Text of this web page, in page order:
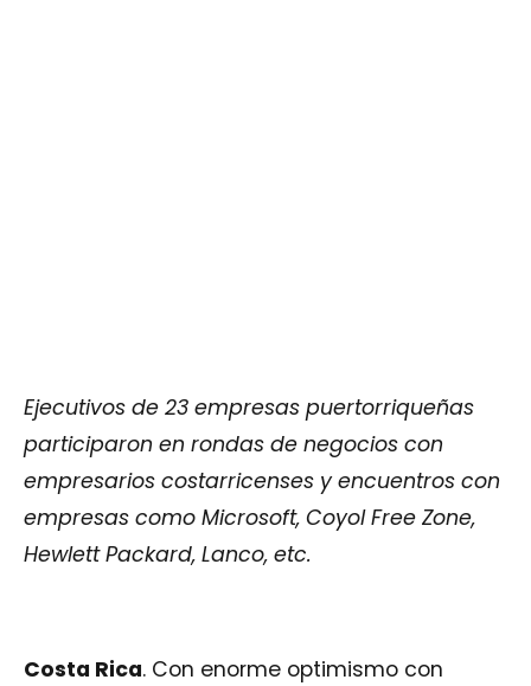
Ejecutivos de 23 empresas puertorriqueñas
participaron en rondas de negocios con
empresarios costarricenses y encuentros con
empresas como Microsoft, Coyol Free Zone,
Hewlett Packard, Lanco, etc.
Costa Rica. Con enorme optimismo con